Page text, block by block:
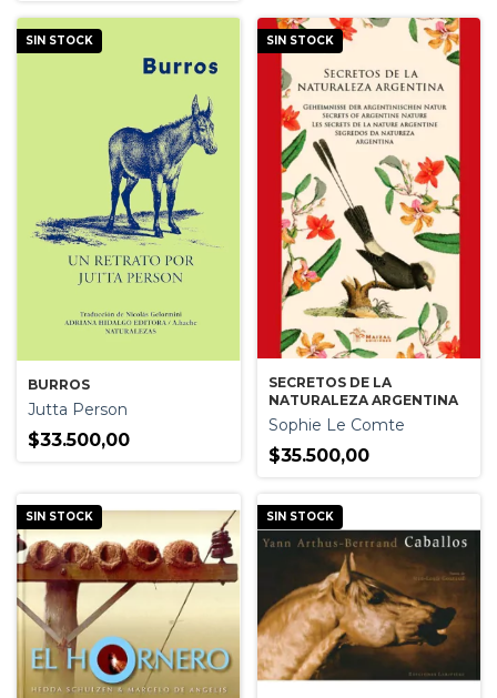
SIN STOCK
BURROS
Jutta Person
$33.500,00
SIN STOCK
SECRETOS DE LA
NATURALEZA ARGENTINA
Sophie Le Comte
$35.500,00
SIN STOCK SIN STOCK